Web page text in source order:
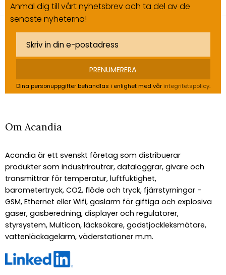
Anmäl dig till vårt nyhetsbrev och ta del av de
senaste nyheterna!
PRENUMERERA
Dina personuppgifter behandlas i enlighet med vår integritetspolicy.
Om Acandia
Acandia är ett svenskt företag som distribuerar
produkter som industriroutrar, dataloggrar, givare och
transmittrar för temperatur, luftfuktighet,
barometertryck, CO2, flöde och tryck, fjärrstyrningar -
GSM, Ethernet eller Wifi, gaslarm för giftiga och explosiva
gaser, gasberedning, displayer och regulatorer,
styrsystem, Multicon, läcksökare, godstjockleksmätare,
vattenläckagelarm, väderstationer m.m.